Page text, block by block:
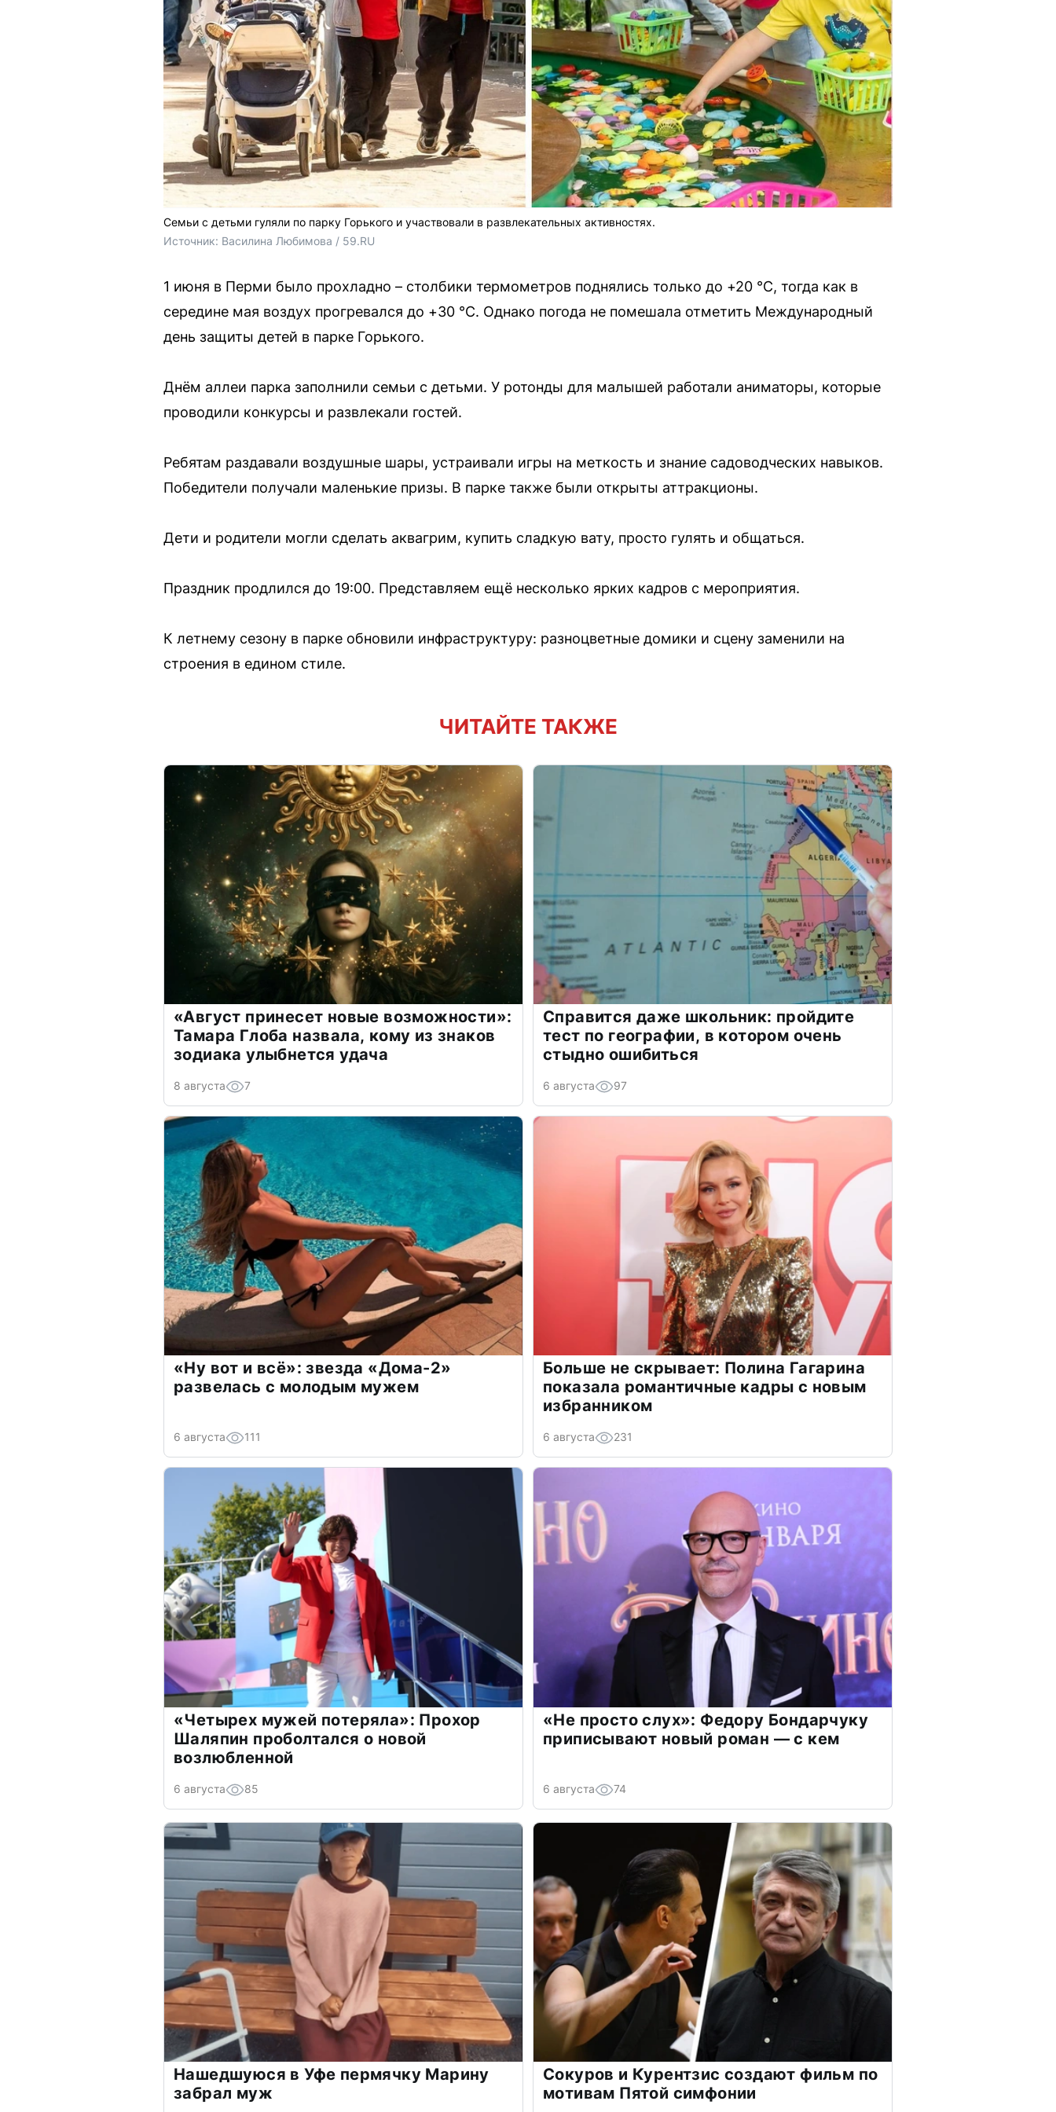
Семьи с детьми гуляли по парку Горького и участвовали в развлекательных активностях.
Источник: Василина Любимова / 59.RU
1 июня в Перми было прохладно – столбики термометров поднялись только до +20 °C, тогда как в
середине мая воздух прогревался до +30 °C. Однако погода не помешала отметить Международный
день защиты детей в парке Горького.
Днём аллеи парка заполнили семьи с детьми. У ротонды для малышей работали аниматоры, которые
проводили конкурсы и развлекали гостей.
Ребятам раздавали воздушные шары, устраивали игры на меткость и знание садоводческих навыков.
Победители получали маленькие призы. В парке также были открыты аттракционы.
Дети и родители могли сделать аквагрим, купить сладкую вату, просто гулять и общаться.
Праздник продлился до 19:00. Представляем ещё несколько ярких кадров с мероприятия.
К летнему сезону в парке обновили инфраструктуру: разноцветные домики и сцену заменили на
строения в едином стиле.
ЧИТАЙТЕ ТАКЖЕ
«Август принесет новые возможности»:
Тамара Глоба назвала, кому из знаков
зодиака улыбнется удача
8 августа 7
Справится даже школьник: пройдите
тест по географии, в котором очень
стыдно ошибиться
6 августа 97
«Ну вот и всё»: звезда «Дома-2»
развелась с молодым мужем
6 августа 111
Больше не скрывает: Полина Гагарина
показала романтичные кадры с новым
избранником
6 августа 231
«Четырех мужей потеряла»: Прохор
Шаляпин проболтался о новой
возлюбленной
6 августа 85
«Не просто слух»: Федору Бондарчуку
приписывают новый роман — с кем
6 августа 74
Нашедшуюся в Уфе пермячку Марину
забрал муж
Сокуров и Курентзис создают фильм по
мотивам Пятой симфонии